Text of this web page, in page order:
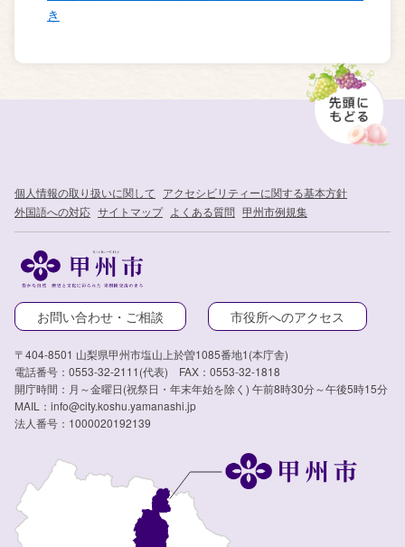
き
個人情報の取り扱いに関して アクセシビリティーに関する基本方針
外国語への対応 サイトマップ よくある質問 甲州市例規集
お問い合わせ・ご相談 市役所へのアクセス
〒404-8501 山梨県甲州市塩山上於曽1085番地1(本庁舎)
電話番号：0553-32-2111(代表) FAX：0553-32-1818
開庁時間：月～金曜日(祝祭日・年末年始を除く) 午前8時30分～午後5時15分
MAIL：info@city.koshu.yamanashi.jp
法人番号：1000020192139